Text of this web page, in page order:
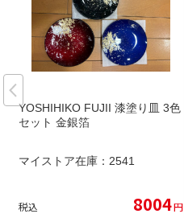
YOSHIHIKO FUJII 漆塗り皿 3色
セット 金銀箔
マイストア在庫： 2541
税込 8004円